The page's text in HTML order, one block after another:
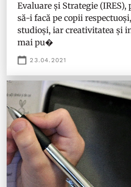
Evaluare și Strategie
să-i facă pe copii
studioși, iar creativitatea și
mai pu�
23.04.2021